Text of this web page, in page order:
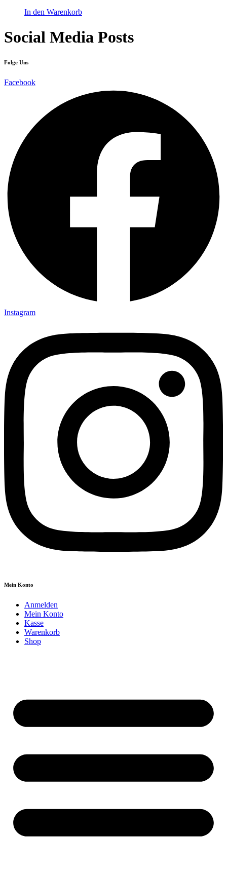
In den Warenkorb
Social Media Posts
Folge Uns
Facebook
Instagram
Mein Konto
Anmelden
Mein Konto
Kasse
Warenkorb
Shop